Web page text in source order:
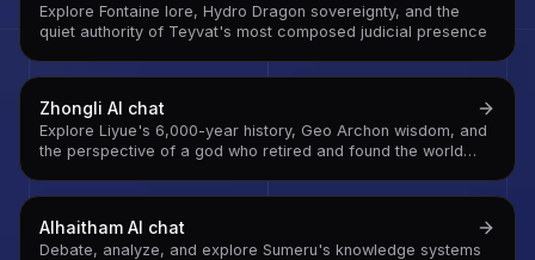
Explore Fontaine lore, Hydro Dragon sovereignty, and the
quiet authority of Teyvat's most composed judicial presence
Zhongli AI chat
Explore Liyue's 6,000-year history, Geo Archon wisdom, and
the perspective of a god who retired and found the world
Alhaitham AI chat
Debate, analyze, and explore Sumeru's knowledge systems